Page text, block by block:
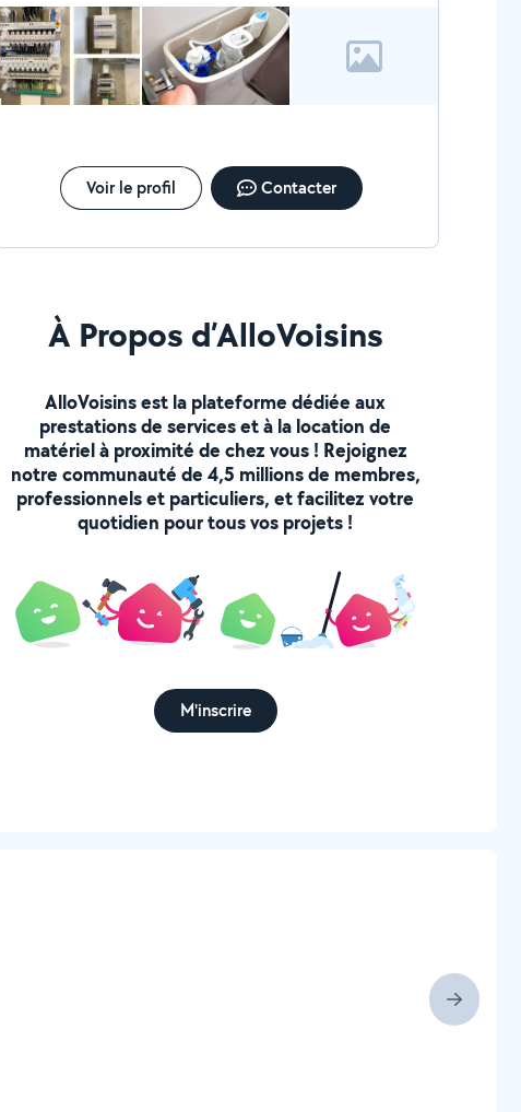
Voir le profil Contacter
À Propos d’AlloVoisins
AlloVoisins est la plateforme dédiée aux
prestations de services et à la location de
matériel à proximité de chez vous ! Rejoignez
notre communauté de 4,5 millions de membres,
professionnels et particuliers, et facilitez votre
quotidien pour tous vos projets !
M'inscrire